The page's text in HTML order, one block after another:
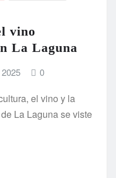
vino
La Laguna
0
el vino y la
La Laguna se viste